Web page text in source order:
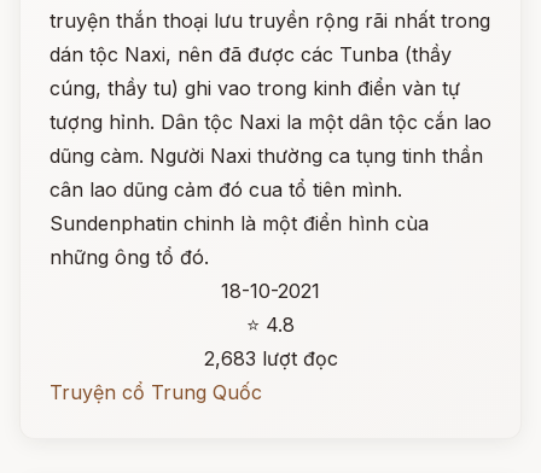
truyện thắn thoại lưu truyền rộng rãi nhất trong
dán tộc Naxi, nên đã được các Tunba (thầy
cúng, thầy tu) ghi vao trong kinh điển vàn tự
tượng hỉnh. Dân tộc Naxi la một dân tộc cắn lao
dũng càm. Người Naxi thường ca tụng tinh thần
cân lao dũng cảm đó cua tổ tiên mình.
Sundenphatin chinh là một điển hình cùa
những ông tổ đó.
18-10-2021
⭐ 4.8
2,683 lượt đọc
Truyện cổ Trung Quốc